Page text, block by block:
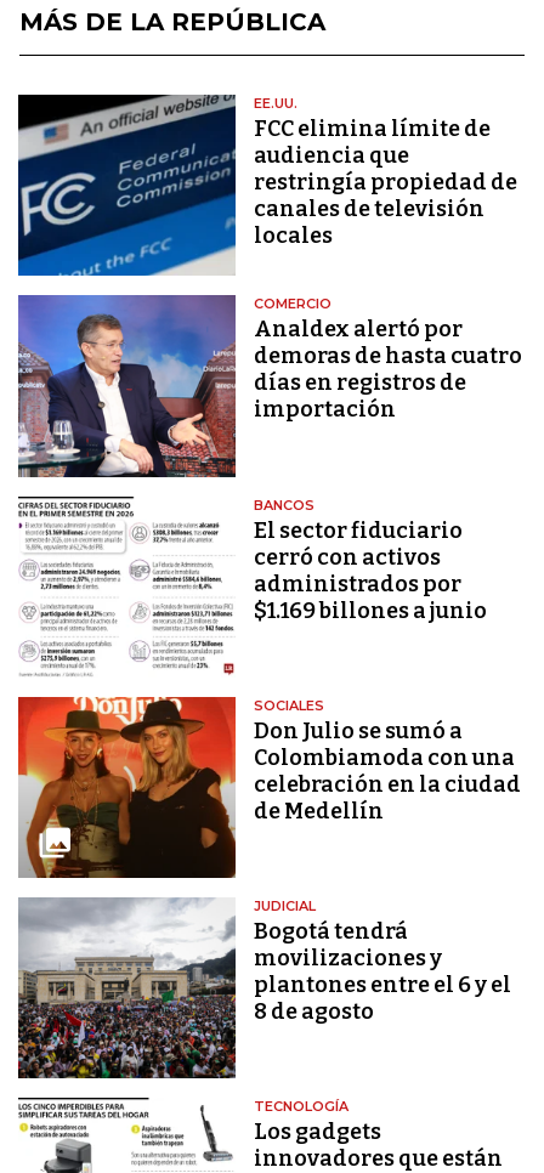
MÁS DE LA REPÚBLICA
EE.UU.
FCC elimina límite de
audiencia que
restringía propiedad de
canales de televisión
locales
COMERCIO
Analdex alertó por
demoras de hasta cuatro
días en registros de
importación
BANCOS
El sector fiduciario
cerró con activos
administrados por
$1.169 billones a junio
SOCIALES
Don Julio se sumó a
Colombiamoda con una
celebración en la ciudad
de Medellín
JUDICIAL
Bogotá tendrá
movilizaciones y
plantones entre el 6 y el
8 de agosto
TECNOLOGÍA
Los gadgets
innovadores que están